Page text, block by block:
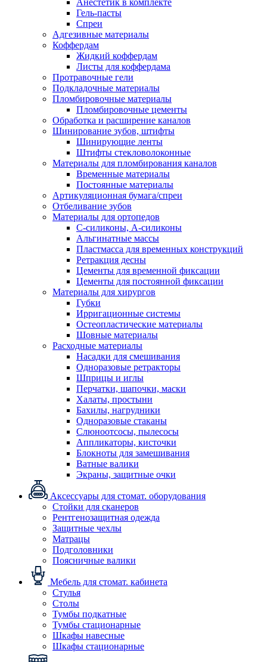
Анестетик в комплекте
Гель-пасты
Спреи
Адгезивные материалы
Коффердам
Жидкий коффердам
Листы для коффердама
Протравочные гели
Подкладочные материалы
Пломбировочные материалы
Пломбировочные цементы
Обработка и расширение каналов
Шинирование зубов, штифты
Шинирующие ленты
Штифты стекловолоконные
Материалы для пломбирования каналов
Временные материалы
Постоянные материалы
Артикуляционная бумага/спреи
Отбеливание зубов
Материалы для ортопедов
C-силиконы, А-силиконы
Альгинатные массы
Пластмасса для временных конструкций
Ретракция десны
Цементы для временной фиксации
Цементы для постоянной фиксации
Материалы для хирургов
Губки
Ирригационные системы
Остеопластические материалы
Шовные материалы
Расходные материалы
Насадки для смешивания
Одноразовые ретракторы
Шприцы и иглы
Перчатки, шапочки, маски
Халаты, простыни
Бахилы, нагрудники
Одноразовые стаканы
Слюноотсосы, пылесосы
Аппликаторы, кисточки
Блокноты для замешивания
Ватные валики
Экраны, защитные очки
Аксессуары для стомат. оборудования
Стойки для сканеров
Рентгенозащитная одежда
Защитные чехлы
Матрацы
Подголовники
Поясничные валики
Мебель для стомат. кабинета
Стулья
Столы
Тумбы подкатные
Тумбы стационарные
Шкафы навесные
Шкафы стационарные